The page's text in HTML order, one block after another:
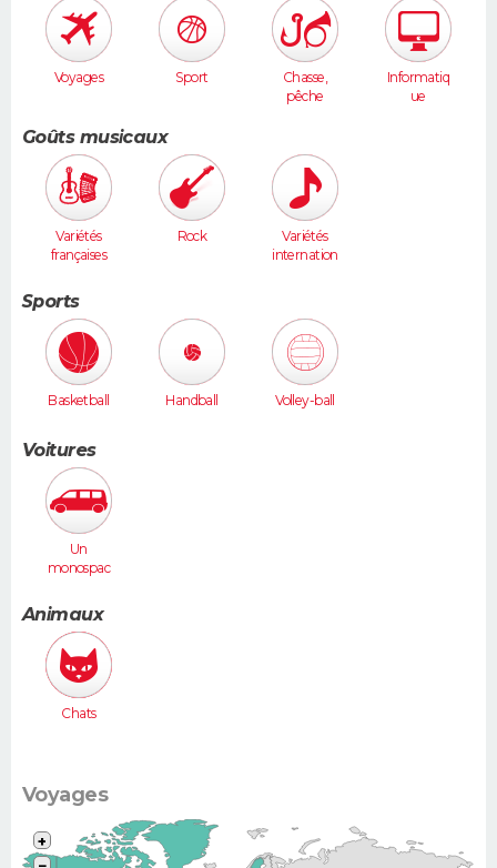
Voyages Sport
Chasse,
pêche
Informatiq
ue
Goûts musicaux
Variétés
françaises
Rock
Variétés
internation
Sports
Basketball Handball Volley-ball
Voitures
Un
monospac
Xsara
Picasso...)
Animaux
Chats
Voyages
+